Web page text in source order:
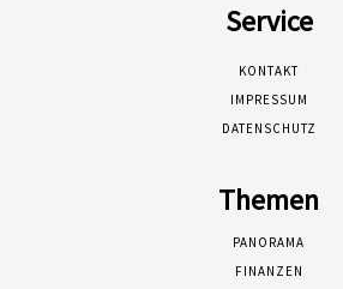
Service
KONTAKT
IMPRESSUM
DATENSCHUTZ
Themen
PANORAMA
FINANZEN